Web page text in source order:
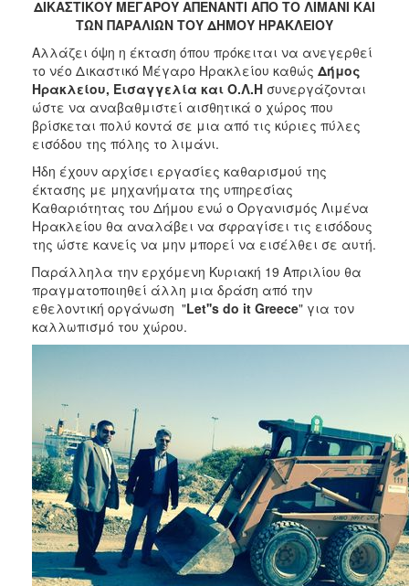
2017
2016
2015
2013
2012
2011
2010
2006
ΤΟΠΟΣ
ΑΝΘΕΚΤΙΚΗ
ΔΙΚΑΣΤΙΚΟΥ ΜΕΓΑΡΟΥ ΑΠΕΝΑΝΤΙ ΑΠΟ ΤΟ ΛΙΜΑΝΙ ΚΑΙ
ΤΩΝ ΠΑΡΑΛΙΩΝ ΤΟΥ ΔΗΜΟΥ ΗΡΑΚΛΕΙΟΥ
Αλλάζει όψη η έκταση όπου πρόκειται να ανεγερθεί
το νέο Δικαστικό Μέγαρο Ηρακλείου καθώς Δήμος
Ηρακλείου, Εισαγγελία και Ο.Λ.Η συνεργάζονται
ώστε να αναβαθμιστεί αισθητικά ο χώρος που
βρίσκεται πολύ κοντά σε μια από τις κύριες πύλες
εισόδου της πόλης το λιμάνι.
Ήδη έχουν αρχίσει εργασίες καθαρισμού της
έκτασης με μηχανήματα της υπηρεσίας
Καθαριότητας του Δήμου ενώ ο Οργανισμός Λιμένα
Ηρακλείου θα αναλάβει να σφραγίσει τις εισόδους
της ώστε κανείς να μην μπορεί να εισέλθει σε αυτή.
Παράλληλα την ερχόμενη Κυριακή 19 Απριλίου θα
πραγματοποιηθεί άλλη μια δράση από την
εθελοντική οργάνωση "Let''s do it Greece" για τον
καλλωπισμό του χώρου.